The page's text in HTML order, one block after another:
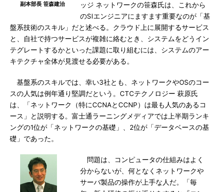
副本部長 笹森建治
ッジ ネットワークの笹森氏は、これから
のSIエンジニアにますます重要なのが「基
盤系技術のスキル」だと述べる。クラウド上に展開するサービス
と、自社で持つサービスが複雑に絡むとき、システムをどうイン
テグレートするかといった課題に取り組むには、システムのアー
キテクチャ全体が見渡せる必要がある。
基盤系のスキルでは、幸い3社とも、ネットワークやOSのコー
スの人気は例年通り堅調だという。CTCテクノロジー 萩原氏
は、「ネットワーク（特にCCNAとCCNP）は最も人気のあるコ
ース」と説明する。富士通ラーニングメディアでは上半期ランキ
ングの1位が「ネットワークの基礎」、2位が「データベースの基
礎」であった。
問題は、コンピュータの仕組みはよく
分からないが、何となくネットワークや
サーバ製品の操作が上手な人だ。「毎